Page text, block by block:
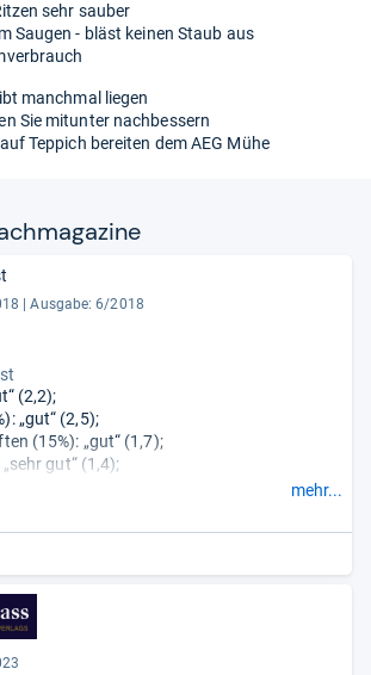
sehr sauber
Saugen - bläst keinen Staub aus
manchmal liegen
Sie mitunter nachbessern
Teppich bereiten dem AEG Mühe
Ausgabe: 6/2018
(2,2);
„gut“ (2,5);
(15%): „gut“ (1,7);
gut“ (1,4);
mehr...